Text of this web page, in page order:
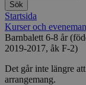
Sök
Startsida
Kurser och
Barnbalett 6-8 år
2019-2017, åk F-2)
Det går inte längre
arrangemang.